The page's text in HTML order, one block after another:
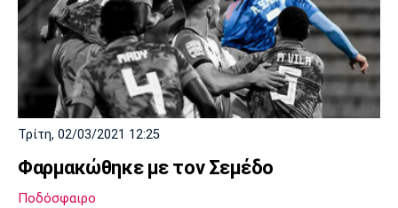
Τρίτη, 02/03/2021 12:25
Φαρμακώθηκε με τον Σεμέδο
Ποδόσφαιρο